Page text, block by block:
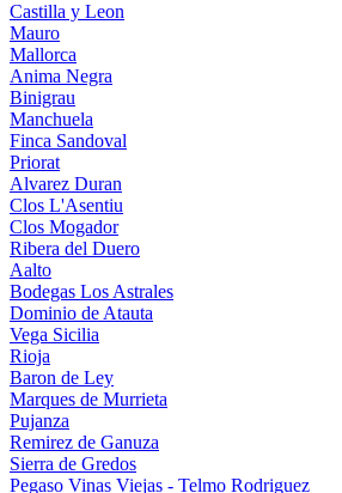
Castilla y Leon
Mauro
Mallorca
Anima Negra
Binigrau
Manchuela
Finca Sandoval
Priorat
Alvarez Duran
Clos L'Asentiu
Clos Mogador
Ribera del Duero
Aalto
Bodegas Los Astrales
Dominio de Atauta
Vega Sicilia
Rioja
Baron de Ley
Marques de Murrieta
Pujanza
Remirez de Ganuza
Sierra de Gredos
Pegaso Vinas Viejas - Telmo Rodriguez